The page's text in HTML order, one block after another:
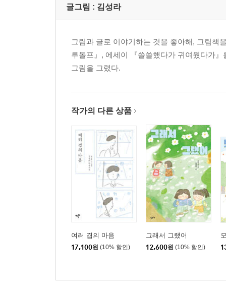
글그림 : 김성라
그림과 글로 이야기하는 것을 좋아해, 그림책
루돌프』, 에세이 『쓸쓸했다가 귀여웠다가
그림을 그렸다.
작가의 다른 상품
여러 겹의 마음
17,100원 (10% 할인)
그래서 그랬어
12,600원 (10% 할인)